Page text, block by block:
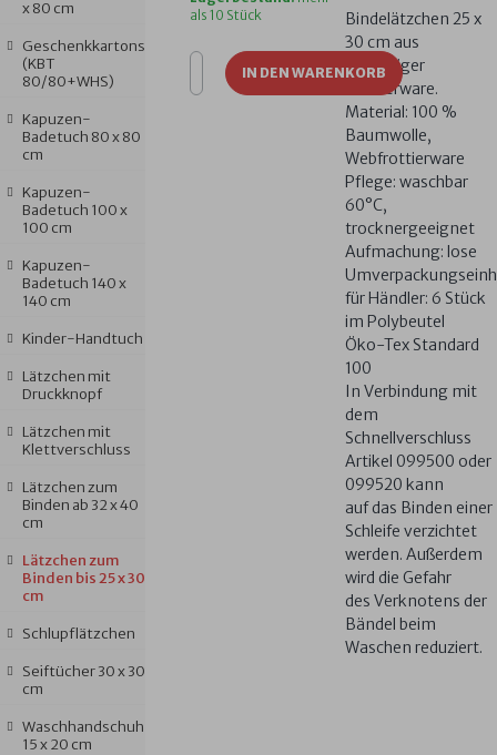
x 80 cm
Geschenkkartons
(KBT
80/80+WHS)
Kapuzen-
Badetuch 80 x 80
cm
Kapuzen-
Badetuch 100 x
100 cm
Kapuzen-
Badetuch 140 x
140 cm
Kinder-Handtuch
Lätzchen mit
Druckknopf
Lätzchen mit
Klettverschluss
Lätzchen zum
Binden ab 32 x 40
cm
Lätzchen zum
Binden bis 25 x 30
cm
Schlupflätzchen
Seiftücher 30 x 30
cm
Waschhandschuh
15 x 20 cm
Bindelätzchen 25 x
30 cm aus
flauschiger
Frottierware.
Material: 100 %
Baumwolle,
Webfrottierware
Pflege: waschbar
60°C,
trocknergeeignet
Aufmachung: lose
für Händler: 6 Stück
im Polybeutel
Öko-Tex Standard
100
In Verbindung mit
dem
Schnellverschluss
Artikel 099500 oder
099520 kann
auf das Binden einer
Schleife verzichtet
werden. Außerdem
wird die Gefahr
des Verknotens der
Bändel beim
Waschen reduziert.
als 10 Stück
IN DEN WARENKORB